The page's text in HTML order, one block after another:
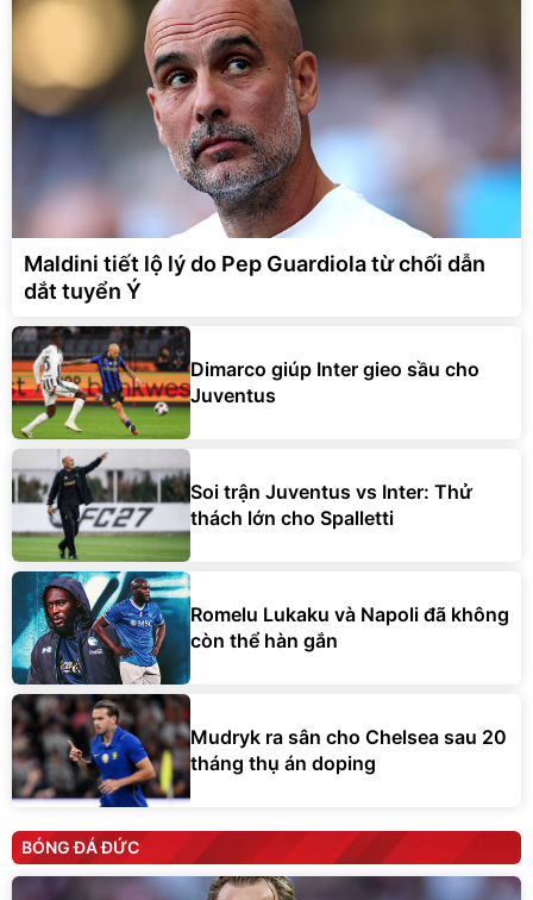
Maldini tiết lộ lý do Pep Guardiola từ chối dẫn
dắt tuyển Ý
Dimarco giúp Inter gieo sầu cho
Juventus
Soi trận Juventus vs Inter: Thử
thách lớn cho Spalletti
Romelu Lukaku và Napoli đã không
còn thể hàn gắn
Mudryk ra sân cho Chelsea sau 20
tháng thụ án doping
BÓNG ĐÁ ĐỨC